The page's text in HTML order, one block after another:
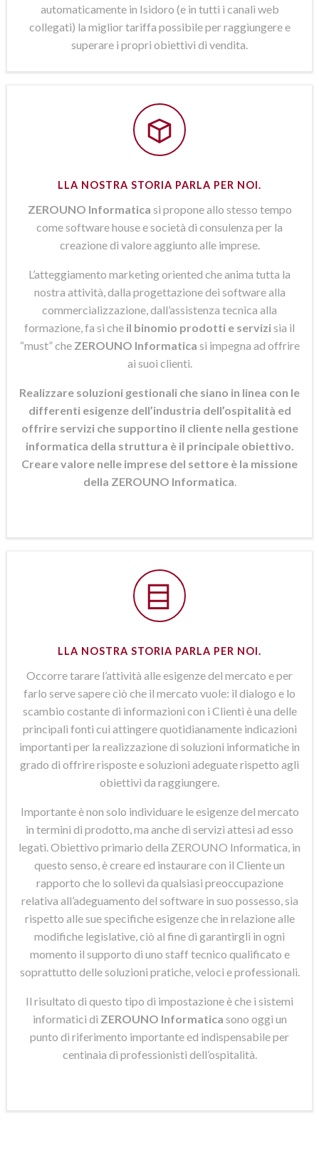
automaticamente in Isidoro (e in tutti i canali web
collegati) la miglior tariffa possibile per raggiungere e
superare i propri obiettivi di vendita.
LLA NOSTRA STORIA PARLA PER NOI.
ZEROUNO Informatica si propone allo stesso tempo
come software house e società di consulenza per la
creazione di valore aggiunto alle imprese.
L’atteggiamento marketing oriented che anima tutta la
nostra attività, dalla progettazione dei software alla
commercializzazione, dall’assistenza tecnica alla
formazione, fa si che il binomio prodotti e servizisia il
“must” che ZEROUNO Informatica si impegna ad offrire
ai suoi clienti.
Realizzare soluzioni gestionali che siano in linea con le
differenti esigenze dell’industria dell’ospitalità ed
offrire servizi che supportino il cliente nella gestione
informatica della struttura è il principale obiettivo.
Creare valore nelle imprese del settore è la missione
della ZEROUNO Informatica
LLA NOSTRA STORIA PARLA PER NOI.
Occorre tarare l’attività alle esigenze del mercato e per
farlo serve sapere ciò che il mercato vuole: il dialogo e lo
scambio costante di informazioni con i Clienti è una delle
principali fonti cui attingere quotidianamente indicazioni
importanti per la realizzazione di soluzioni informatiche in
grado di offrire risposte e soluzioni adeguate rispetto agli
obiettivi da raggiungere.
Importante è non solo individuare le esigenze del mercato
in termini di prodotto, ma anche di servizi attesi ad esso
legati. Obiettivo primario della ZEROUNO Informatica, in
questo senso, è creare ed instaurare con il Cliente un
rapporto che lo sollevi da qualsiasi preoccupazione
relativa all’adeguamento del software in suo possesso, sia
rispetto alle sue specifiche esigenze che in relazione alle
modifiche legislative, ciò al fine di garantirgli in ogni
momento il supporto di uno staff tecnico qualificato e
soprattutto delle soluzioni pratiche, veloci e professionali.
Il risultato di questo tipo di impostazione è che i sistemi
informatici di ZEROUNO Informatica sono oggi un
punto di riferimento importante ed indispensabile per
centinaia di professionisti dell’ospitalità.